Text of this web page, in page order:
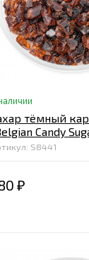
тёмный
Candy
S8441
₽